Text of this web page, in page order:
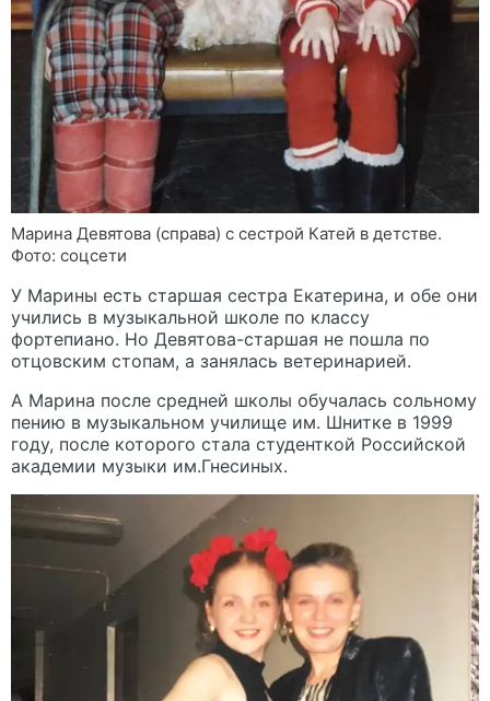
Марина Девятова (справа) с сестрой Катей в детстве.
Фото: соцсети
У Марины есть старшая сестра Екатерина, и обе они
учились в музыкальной школе по классу
фортепиано. Но Девятова-старшая не пошла по
отцовским стопам, а занялась ветеринарией.
А Марина после средней школы обучалась сольному
пению в музыкальном училище им. Шнитке в 1999
году, после которого стала студенткой Российской
академии музыки им.Гнесиных.